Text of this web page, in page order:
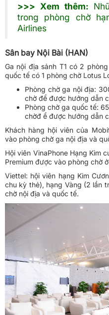
>>> Xem thêm:
trong phòng chờ
Airlines
Sân bay Nội Bài (HAN)
Ga nội địa sảnh T1 có 2
quốc tế có 1 phòng chờ Lotus
Phòng chờ ga nội địa:
chờ để được hướng dẫn
Phòng chờ ga quốc tế:
chờđ ể được hướng dẫn
Khách hàng hội viên của
vào phòng chờ ga nội địa và
Hội viên VinaPhone Hạng Kim
Premium được vào phòng chờ
Viettel: hội viên hạng Kim
chu kỳ thẻ), hạng Vàng (2 lần
chờ nội địa và quốc tế.